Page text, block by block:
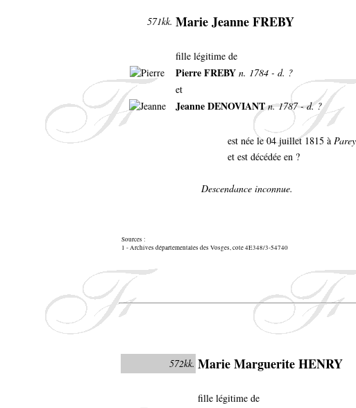
571kk. Marie Jeanne FREBY
fille légitime de
Pierre FREBY n. 1784 - d. ?
et
Jeanne DENOVIANT n. 1787 - d. ?
est née le 04 juillet 1815 à Parey
et est décédée en ?
Descendance inconnue.
Sources :
1 - Archives départementales des Vosges, cote 4E348/3-54740
572kk. Marie Marguerite HENRY
fille légitime de